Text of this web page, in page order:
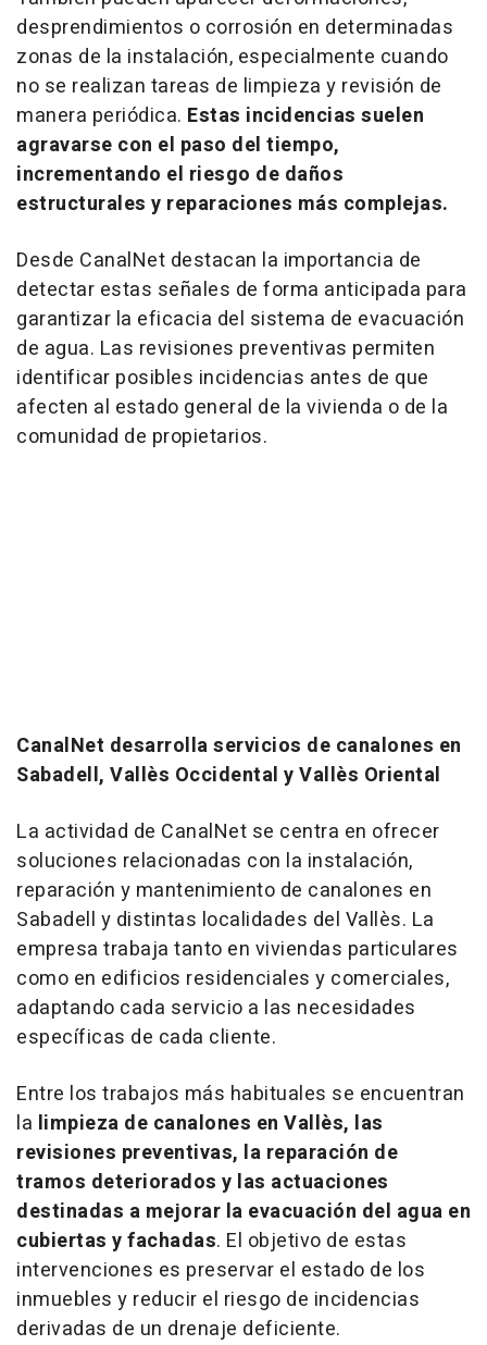
desprendimientos o corrosión en determinadas
zonas de la instalación, especialmente cuando
no se realizan tareas de limpieza y revisión de
manera periódica. Estas incidencias suelen
agravarse con el paso del tiempo,
incrementando el riesgo de daños
estructurales y reparaciones más complejas.
Desde CanalNet destacan la importancia de
detectar estas señales de forma anticipada para
garantizar la eficacia del sistema de evacuación
de agua. Las revisiones preventivas permiten
identificar posibles incidencias antes de que
afecten al estado general de la vivienda o de la
comunidad de propietarios.
CanalNet desarrolla servicios de canalones en
Sabadell, Vallès Occidental y Vallès Oriental
La actividad de CanalNet se centra en ofrecer
soluciones relacionadas con la instalación,
reparación y mantenimiento de canalones en
Sabadell y distintas localidades del Vallès. La
empresa trabaja tanto en viviendas particulares
como en edificios residenciales y comerciales,
adaptando cada servicio a las necesidades
específicas de cada cliente.
Entre los trabajos más habituales se encuentran
la limpieza de canalones en Vallès, las
revisiones preventivas, la reparación de
tramos deteriorados y las actuaciones
destinadas a mejorar la evacuación del agua en
cubiertas y fachadas. El objetivo de estas
intervenciones es preservar el estado de los
inmuebles y reducir el riesgo de incidencias
derivadas de un drenaje deficiente.